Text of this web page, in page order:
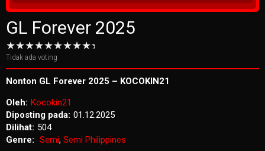
GL Forever 2025
Tidak ada voting
Nonton GL Forever 2025 – KOCOKIN21
Oleh: Kocokin21
Diposting pada: 01.12.2025
Dilihat: 504
Genre: Semi, Semi Philippines